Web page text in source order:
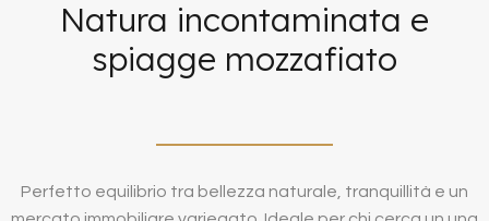
Natura incontaminata e
spiagge mozzafiato
Perfetto equilibrio tra bellezza naturale, tranquillità e un